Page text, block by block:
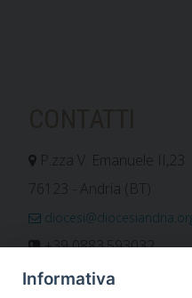
P.zza V. Emanuele II,23
76123 - Andria (BT)
+39 0883.593032
+39 0883.592596
Informativa